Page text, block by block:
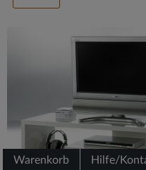
Warenkorb Hilfe/